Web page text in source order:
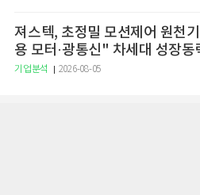
져스텍, 초정밀 모션제어 원천
용 모터·광통신" 차세대 성장동
기업분석 2026-08-05